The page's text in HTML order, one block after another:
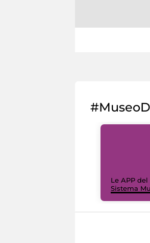
Le APP del
Sistema